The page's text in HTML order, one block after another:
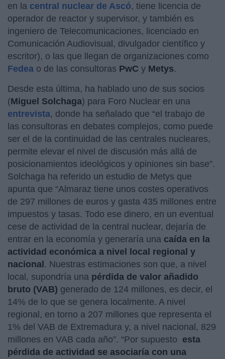
en la central nuclear de Ascó, tiene licencia de
operador de reactor y supervisor, y también es
ingeniero de Telecomunicaciones, licenciado en
Comunicación Audiovisual, divulgador científico y
escritor), o las que llegan de organizaciones como
Fedea o de las consultoras PwC y Metys.
Desde esta última, ha hablado uno de sus socios
(Miguel Solchaga) para Foro Nuclear en una
entrevista, donde ha señalado que “el trabajo de
las consultoras en debates complejos, como puede
ser el de la continuidad de las centrales nucleares,
permite elevar el nivel de discusión más allá de
posicionamientos ideológicos y opiniones sin base”.
Solchaga ha referido un estudio de Metys que
apunta que “Almaraz tiene unos costes operativos
de 297 millones de euros y gasta 435 millones entre
impuestos y tasas. Todo ese dinero, en un eventual
cese de actividad de la central nuclear, dejaría de
entrar en la economía y generaría una caída en la
actividad económica a nivel local regional y
nacional. Nuestras estimaciones son que, a nivel
local, supondría una pérdida de valor añadido
bruto (VAB) generado de 124 millones, es decir, el
14% de lo que se genera localmente. A nivel
regional, en torno a 207 millones que representa el
1% del VAB de Extremadura y, a nivel nacional, 829
millones en VAB cada año”. “Por supuesto esta
pérdida de actividad se asociaría con una